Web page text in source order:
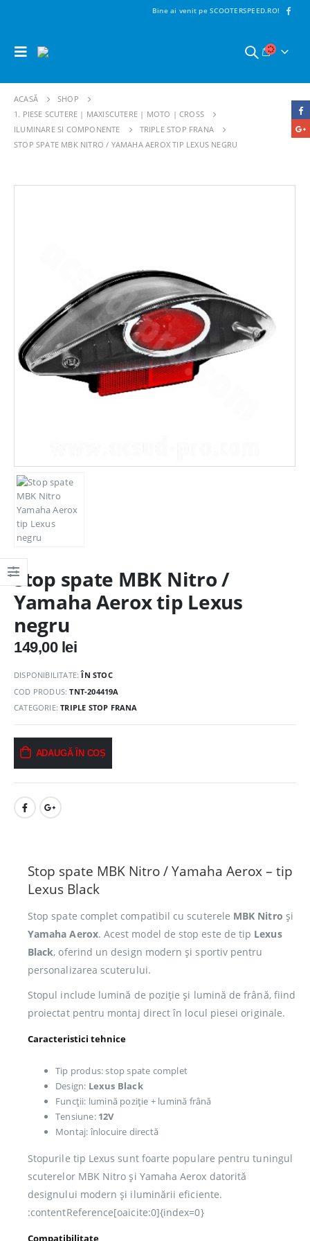
Bine ai venit pe SCOOTERSPEED.RO!
ACASĂ
SHOP
1. PIESE SCUTERE | MAXISCUTERE | MOTO | CROSS
ILUMINARE SI COMPONENTE
TRIPLE STOP FRANA
STOP SPATE MBK NITRO / YAMAHA AEROX TIP LEXUS NEGRU
Stop spate MBK Nitro /
Yamaha Aerox tip Lexus
negru
149,00 lei
DISPONIBILITATE:ÎN STOC
COD PRODUS:TNT-204419A
CATEGORIE:TRIPLE STOP FRANA
ADAUGĂ ÎN COȘ
Stop spate MBK Nitro / Yamaha Aerox – tip
Lexus Black
Stop spate complet compatibil cu scuterele MBK Nitro și
Yamaha Aerox. Acest model de stop este de tip Lexus
Black, oferind un design modern și sportiv pentru
personalizarea scuterului.
Stopul include lumină de poziție și lumină de frână, fiind
proiectat pentru montaj direct în locul piesei originale.
Caracteristici tehnice
Tip produs: stop spate complet
Design: Lexus Black
Funcții: lumină poziție + lumină frână
Tensiune: 12V
Montaj: înlocuire directă
Stopurile tip Lexus sunt foarte populare pentru tuningul
scuterelor MBK Nitro și Yamaha Aerox datorită
designului modern și iluminării eficiente.
:contentReference[oaicite:0]{index=0}
Compatibilitate